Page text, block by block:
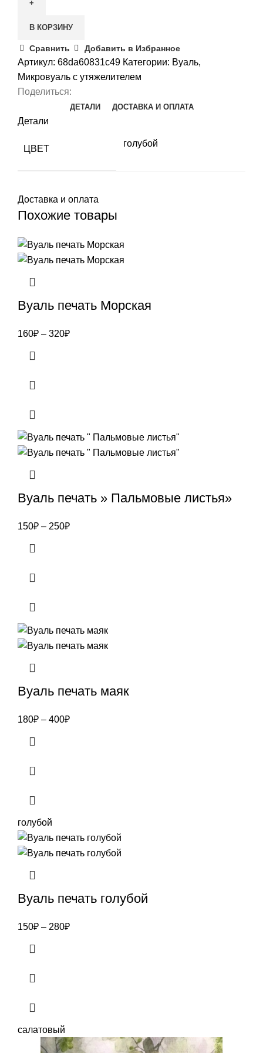
Микровуаль
В КОРЗИНУ
Сравнить Добавить в Избранное
Артикул: 68da60831c49 Категории: Вуаль,
Микровуаль с утяжелителем
Поделиться:
ДЕТАЛИ ДОСТАВКА И ОПЛАТА
Детали
ЦВЕТ
голубой
Доставка и оплата
Похожие товары
Вуаль печать Морская
160₽ – 320₽
Вуаль печать » Пальмовые листья»
150₽ – 250₽
Вуаль печать маяк
180₽ – 400₽
голубой
Вуаль печать голубой
150₽ – 280₽
салатовый